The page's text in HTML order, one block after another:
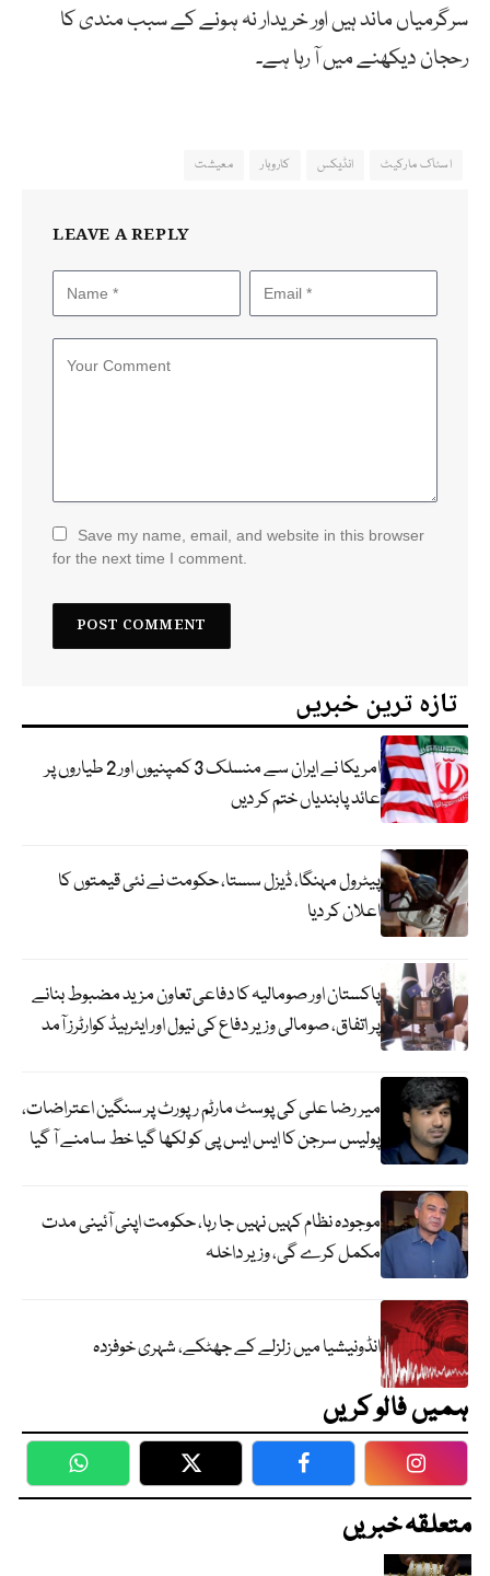
سرگرمیاں ماند ہیں اور خریدار نہ ہونے کے سبب مندی کا
رحجان دیکھنے میں آ رہا ہے۔
اسٹاک مارکیٹ انڈیکس کاروبار معیشت
LEAVE A REPLY
Save my name, email, and website in this browser
for the next time I comment.
تازہ ترین خبریں
امریکا نے ایران سے منسلک 3 کمپنیوں اور 2 طیاروں پر
عائد پابندیاں ختم کر دیں
پیٹرول مہنگا، ڈیزل سستا، حکومت نے نئی قیمتوں کا
اعلان کر دیا
پاکستان اور صومالیہ کا دفاعی تعاون مزید مضبوط بنانے
پر اتفاق، صومالی وزیر دفاع کی نیول اور ایئرہیڈ کوارٹرز آمد
میر رضا علی کی پوسٹ مارٹم رپورٹ پر سنگین اعتراضات،
پولیس سرجن کا ایس ایس پی کو لکھا گیا خط سامنے آ گیا
موجودہ نظام کہیں نہیں جا رہا، حکومت اپنی آئینی مدت
مکمل کرے گی، وزیر داخلہ
انڈونیشیا میں زلزلے کے جھٹکے، شہری خوفزدہ
ہمیں فالو کریں
WhatsApp Twitter Facebook
متعلقہ خبریں